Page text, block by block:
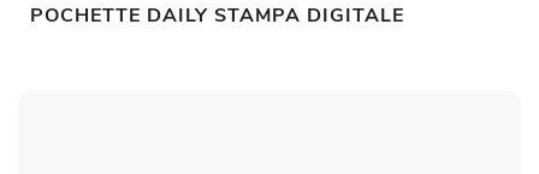
POCHETTE DAILY STAMPA DIGITALE